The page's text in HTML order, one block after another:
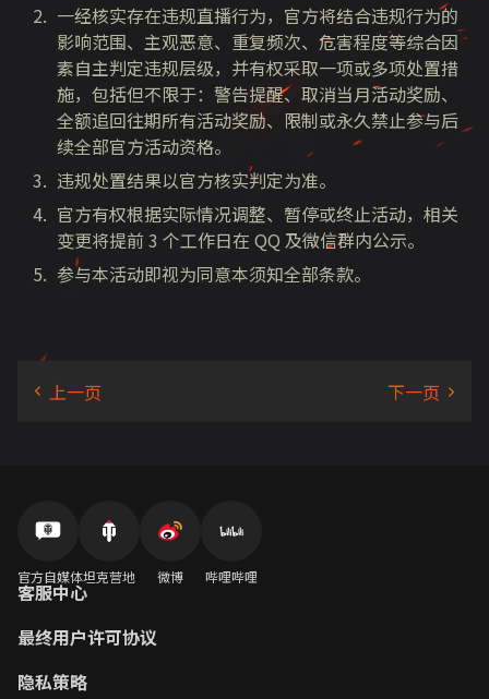
一经核实存在违规直播行为，官方将结合违规行为的
影响范围、主观恶意、重复频次、危害程度等综合因
素自主判定违规层级，并有权采取一项或多项处置措
施，包括但不限于：警告提醒、取消当月活动奖励、
全额追回往期所有活动奖励、限制或永久禁止参与后
续全部官方活动资格。
违规处置结果以官方核实判定为准。
官方有权根据实际情况调整、暂停或终止活动，相关
变更将提前 3 个工作日在 QQ 及微信群内公示。
参与本活动即视为同意本须知全部条款。
官方自媒体坦克营地 微博 哔哩哔哩
客服中心
最终用户许可协议
隐私策略